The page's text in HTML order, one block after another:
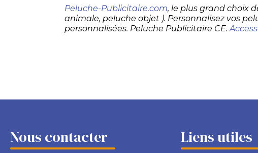
Peluche-Publicitaire.com, le plus grand choix
animale, peluche objet ). Personnalisez vos
personnalisées. Peluche Publicitaire CE.
Nous contacter Liens utiles